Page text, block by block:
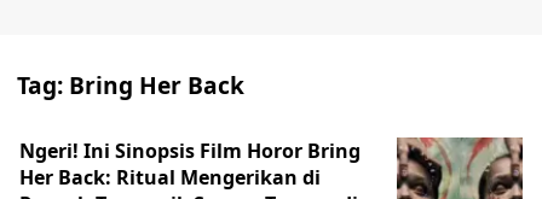
Tag: Bring Her Back
Ngeri! Ini Sinopsis Film Horor Bring
Her Back: Ritual Mengerikan di